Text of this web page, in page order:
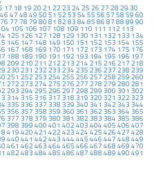
17 18 19 20 21 22 23 24 25 26 27 28 29 30
46 47 48 49 50 51 52 53 54 55 56 57 58 59 60
76 77 78 79 80 81 82 83 84 85 86 87 88 89 90
105 106 107 108 109 110 111 112 113
125 126 127 128 129 130 131 132 133 134
146 147 148 149 150 151 152 153 154 155
167 168 169 170 171 172 173 174 175 176
188 189 190 191 192 193 194 195 196 197
209 210 211 212 213 214 215 216 217 218
230 231 232 233 234 235 236 237 238 239
251 252 253 254 255 256 257 258 259 260
272 273 274 275 276 277 278 279 280 281
293 294 295 296 297 298 299 300 301 302
314 315 316 317 318 319 320 321 322 323
335 336 337 338 339 340 341 342 343 344
356 357 358 359 360 361 362 363 364 365
377 378 379 380 381 382 383 384 385 386
398 399 400 401 402 403 404 405 406 407
419 420 421 422 423 424 425 426 427 428
440 441 442 443 444 445 446 447 448 449
461 462 463 464 465 466 467 468 469 470
482 483 484 485 486 487 488 489 490 491